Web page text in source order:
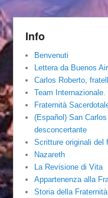
Info
Benvenuti
Lettera da Buenos
Carlos Roberto,
Team
Fraternità
(Español) San
desconcertante
Scritture originali del
Nazareth
La Revisione di Vita
Appartenenza alla
Storia della Fraternità